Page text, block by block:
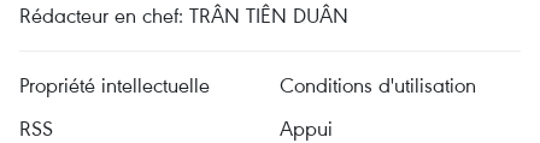
Rédacteur en chef: TRÂN TIÊN DUÂN
Propriété intellectuelle
Conditions d'utilisation
RSS
Appui